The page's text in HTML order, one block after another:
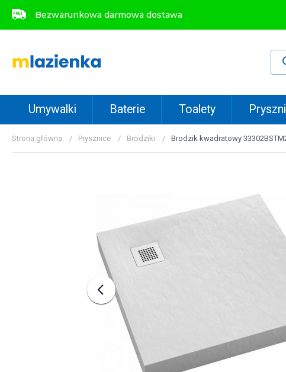
Bezwarunkowa darmowa dostawa
Umywalki Baterie Toalety
Strona główna Prysznice Brodziki Brodzik kwadratowy